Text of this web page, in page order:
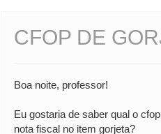
CFOP DE
Boa noite, professor!
Eu gostaria de saber qual o
nota fiscal no item gorjeta?